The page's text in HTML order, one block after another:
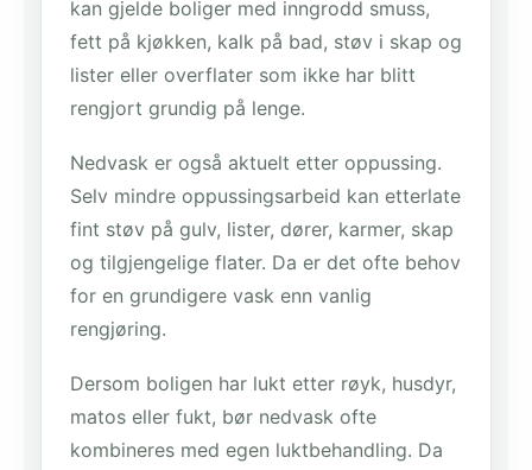
kan gjelde boliger med inngrodd smuss,
fett på kjøkken, kalk på bad, støv i skap og
lister eller overflater som ikke har blitt
rengjort grundig på lenge.
Nedvask er også aktuelt etter oppussing.
Selv mindre oppussingsarbeid kan etterlate
fint støv på gulv, lister, dører, karmer, skap
og tilgjengelige flater. Da er det ofte behov
for en grundigere vask enn vanlig
rengjøring.
Dersom boligen har lukt etter røyk, husdyr,
matos eller fukt, bør nedvask ofte
kombineres med egen luktbehandling. Da